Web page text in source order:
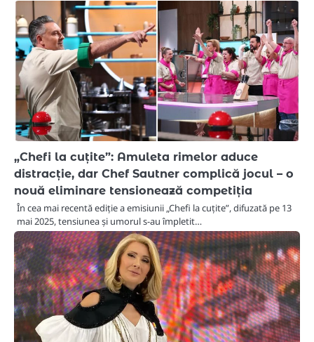
„Chefi la cuțite”: Amuleta rimelor aduce
distracție, dar Chef Sautner complică jocul – o
nouă eliminare tensionează competiția
În cea mai recentă ediție a emisiunii „Chefi la cuțite”, difuzată pe 13
mai 2025, tensiunea și umorul s-au împletit…